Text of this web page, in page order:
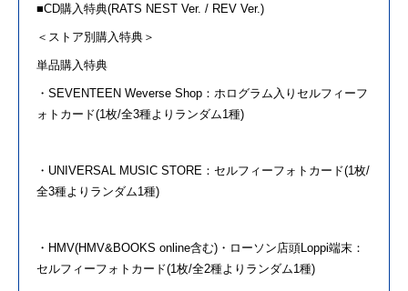
■CD購入特典(RATS NEST Ver. / REV Ver.)
＜ストア別購入特典＞
単品購入特典
・ SEVENTEEN Weverse Shop：ホログラム入りセルフィーフ
ォトカード(1枚/全3種よりランダム1種)
・UNIVERSAL MUSIC STORE：セルフィーフォトカード(1枚/
全3種よりランダム1種)
・HMV(HMV&BOOKS online含む)・ローソン店頭Loppi端末：
セルフィーフォトカード(1枚/全2種よりランダム1種)